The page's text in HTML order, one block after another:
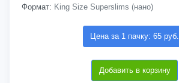
Формат: King Size Superslims (нано)
Цена за 1 пачку: 65 руб.
Добавить в корзину